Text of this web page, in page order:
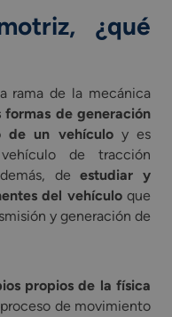
¿qué
rama de la mecánica
de generación
de un vehículo y es
de tracción
deestudiar y
del vehículoque
y generación de
propios de la física
de movimiento